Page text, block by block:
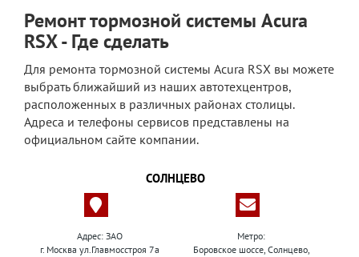
Ремонт тормозной системы Acura
RSX - Где сделать
Для ремонта тормозной системы Acura RSX вы можете
выбрать ближайший из наших автотехцентров,
расположенных в различных районах столицы.
Адреса и телефоны сервисов представлены на
официальном сайте компании.
СОЛНЦЕВО
Адрес: ЗАО
г. Москва ул.Главмосстроя 7а
Метро:
Боровское шоссе, Солнцево,